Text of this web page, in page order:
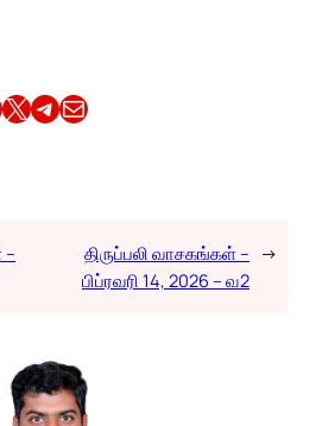
Share this article on X Share this article on TelegramEmail this Article
–
திருப்பலி வாசகங்கள் –
பிப்ரவரி 14, 2026 – வ2
→